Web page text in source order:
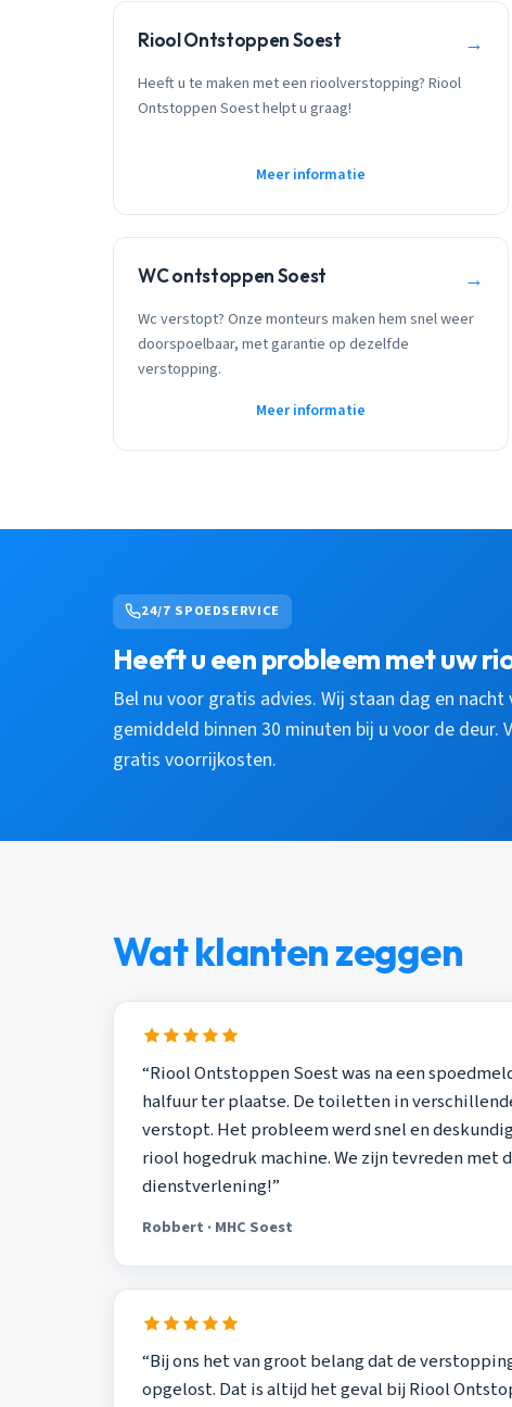
Riool Ontstoppen Soest →
Heeft u te maken met een rioolverstopping? Riool
Ontstoppen Soest helpt u graag!
Meer informatie
WC ontstoppen Soest →
Wc verstopt? Onze monteurs maken hem snel weer
doorspoelbaar, met garantie op dezelfde
verstopping.
Meer informatie
24/7 SPOEDSERVICE
Heeft u een probleem met uw
Bel nu voor gratis advies. Wij staan dag en nacht
gemiddeld binnen 30 minuten bij u voor de deur.
gratis voorrijkosten.
Wat klanten zeggen
“Riool Ontstoppen Soest was na een
halfuur ter plaatse. De toiletten in
verstopt. Het probleem werd snel en
riool hogedruk machine. We zijn tevreden met
dienstverlening!”
Robbert · MHC Soest
“Bij ons het van groot belang dat de
opgelost. Dat is altijd het geval bij Riool